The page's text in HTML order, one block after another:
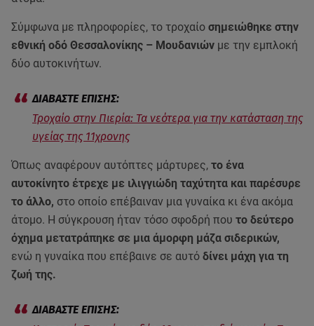
Σύμφωνα με πληροφορίες, το τροχαίο σημειώθηκε στην
εθνική οδό Θεσσαλονίκης – Μουδανιών με την εμπλοκή
δύο αυτοκινήτων.
Τροχαίο στην Πιερία: Τα νεότερα για την κατάσταση της
υγείας της 11χρονης
Όπως αναφέρουν αυτόπτες μάρτυρες, το ένα
αυτοκίνητο έτρεχε με ιλιγγιώδη ταχύτητα και παρέσυρε
το άλλο, στο οποίο επέβαιναν μια γυναίκα κι ένα ακόμα
άτομο. Η σύγκρουση ήταν τόσο σφοδρή που το δεύτερο
όχημα μετατράπηκε σε μια άμορφη μάζα σιδερικών,
ενώ η γυναίκα που επέβαινε σε αυτό δίνει μάχη για τη
ζωή της.